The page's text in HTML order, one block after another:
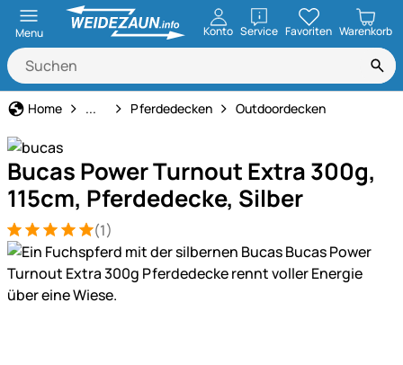
Menu Konto ServiceöffnenFavoriten Warenkorb
Home Pferdehaltung
... Pferdedecken Outdoordecken
Bucas Power Turnout Extra 300g,
115cm, Pferdedecke, Silber
Bewertung: 5 von 5 (1 Bewertungen)
1 Bewertung (1)
Produktgalerie